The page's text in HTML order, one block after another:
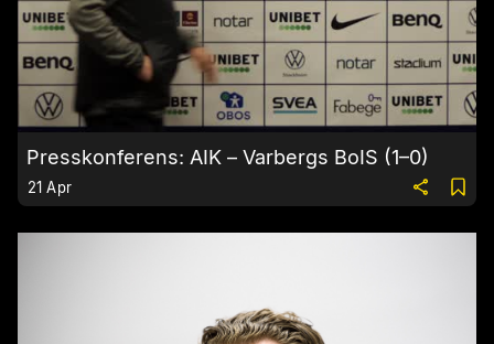
Presskonferens: AIK – Varbergs BoIS (1–0)
21 Apr